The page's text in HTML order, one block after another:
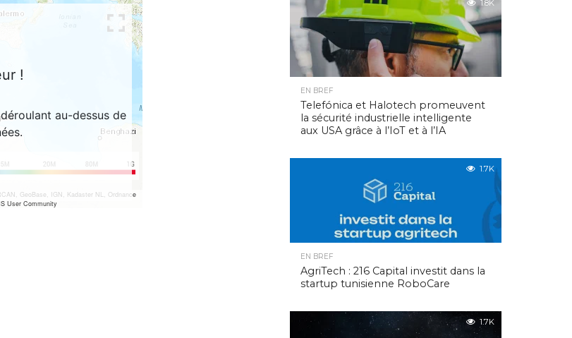
1.8K
EN BREF
Telefónica et Halotech promeuvent
la sécurité industrielle intelligente
aux USA grâce à l’IoT et à l’IA
1.7K
EN BREF
AgriTech : 216 Capital investit dans la
startup tunisienne RoboCare
1.7K